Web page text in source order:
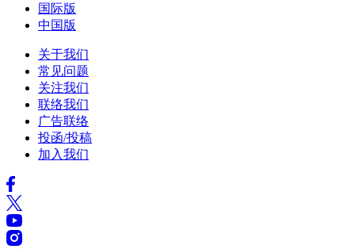
国际版
中国版
关于我们
常见问题
关注我们
联络我们
广告联络
投函/投稿
加入我们